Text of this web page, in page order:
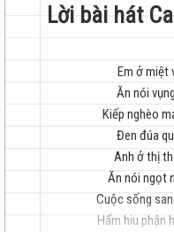
Lời bài hát
Em ở miệt
Ăn nói
Kiếp nghèo
Đen đúa
Anh ở thị
Ăn nói ngọt
Cuộc sống
Hẩm hiu phận